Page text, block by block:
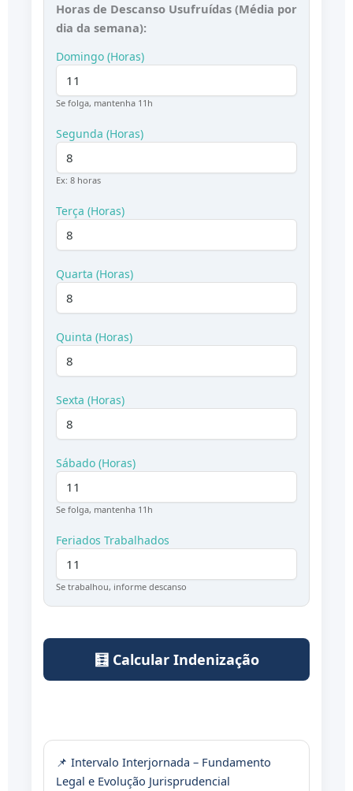
Horas de Descanso Usufruídas (Média por
dia da semana):
Domingo (Horas)
Se folga, mantenha 11h
Segunda (Horas)
Ex: 8 horas
Terça (Horas)
Quarta (Horas)
Quinta (Horas)
Sexta (Horas)
Sábado (Horas)
Se folga, mantenha 11h
Feriados Trabalhados
Se trabalhou, informe descanso
🧮 Calcular Indenização
📌 Intervalo Interjornada – Fundamento
Legal e Evolução Jurisprudencial